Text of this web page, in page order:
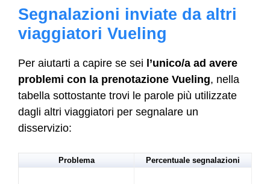
Segnalazioni inviate da altri
viaggiatori Vueling
Per aiutarti a capire se sei l’unico/a ad avere
problemi con la prenotazione Vueling, nella
tabella sottostante trovi le parole più utilizzate
dagli altri viaggiatori per segnalare un
disservizio:
Problema Percentuale segnalazioni